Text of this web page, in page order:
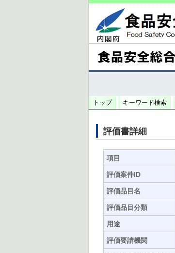
トップ キーワード検索
評価書詳細
項目
評価案件ID
評価品目名
評価品目分類
用途
評価要請機関